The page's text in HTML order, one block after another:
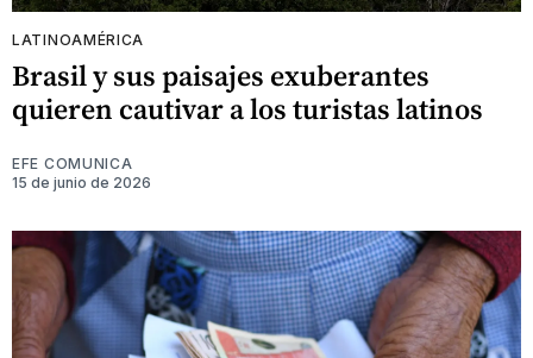
LATINOAMÉRICA
Brasil y sus paisajes exuberantes
quieren cautivar a los turistas latinos
EFE COMUNICA
15 de junio de 2026